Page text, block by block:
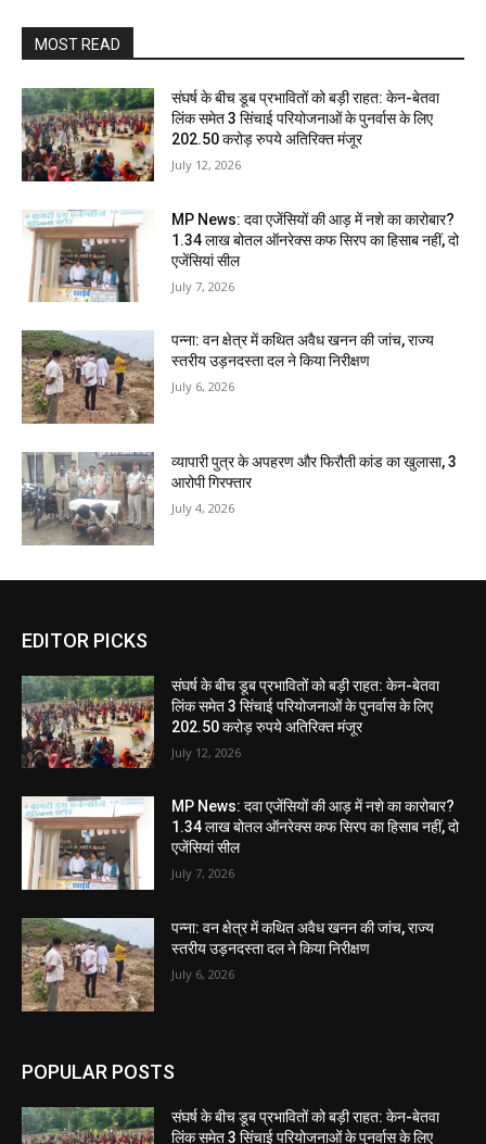
MOST READ
संघर्ष के बीच डूब प्रभावितों को बड़ी राहत: केन-बेतवा
लिंक समेत 3 सिंचाई परियोजनाओं के पुनर्वास के लिए
202.50 करोड़ रुपये अतिरिक्त मंजूर
July 12, 2026
MP News: दवा एजेंसियों की आड़ में नशे का कारोबार?
1.34 लाख बोतल ऑनरेक्स कफ सिरप का हिसाब नहीं, दो
एजेंसियां सील
July 7, 2026
पन्ना: वन क्षेत्र में कथित अवैध खनन की जांच, राज्य
स्तरीय उड़नदस्ता दल ने किया निरीक्षण
July 6, 2026
व्यापारी पुत्र के अपहरण और फिरौती कांड का खुलासा, 3
आरोपी गिरफ्तार
July 4, 2026
EDITOR PICKS
संघर्ष के बीच डूब प्रभावितों को बड़ी राहत: केन-बेतवा
लिंक समेत 3 सिंचाई परियोजनाओं के पुनर्वास के लिए
202.50 करोड़ रुपये अतिरिक्त मंजूर
July 12, 2026
MP News: दवा एजेंसियों की आड़ में नशे का कारोबार?
1.34 लाख बोतल ऑनरेक्स कफ सिरप का हिसाब नहीं, दो
एजेंसियां सील
July 7, 2026
पन्ना: वन क्षेत्र में कथित अवैध खनन की जांच, राज्य
स्तरीय उड़नदस्ता दल ने किया निरीक्षण
July 6, 2026
POPULAR POSTS
संघर्ष के बीच डूब प्रभावितों को बड़ी राहत: केन-बेतवा
लिंक समेत 3 सिंचाई परियोजनाओं के पुनर्वास के लिए